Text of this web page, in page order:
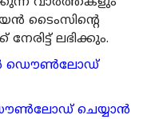
ടൈംസിന്റെ
ലഭിക്കും.
ഡൌണ്‍ലോഡ്
ചെയ്യാന്‍